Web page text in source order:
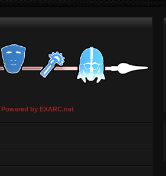
by EXARC.net